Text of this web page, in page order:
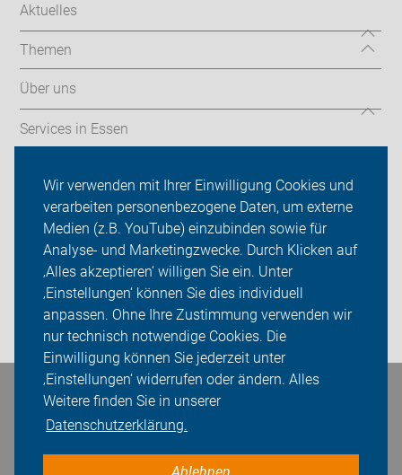
Wir verwenden mit Ihrer Einwilligung Cookies und
verarbeiten personenbezogene Daten, um externe
Medien (z.B. YouTube) einzubinden sowie für
Analyse- und Marketingzwecke. Durch Klicken auf
‚Alles akzeptieren‘ willigen Sie ein. Unter
‚Einstellungen‘ können Sie dies individuell
anpassen. Ohne Ihre Zustimmung verwenden wir
nur technisch notwendige Cookies. Die
Einwilligung können Sie jederzeit unter
‚Einstellungen‘ widerrufen oder ändern. Alles
Weitere finden Sie in unserer
Datenschutzerklärung.
Aktuelles
Themen
Über uns
Services in Essen
ADFC Essen
Sei dabei
Presse
Login
Bleiben Sie in Kontakt